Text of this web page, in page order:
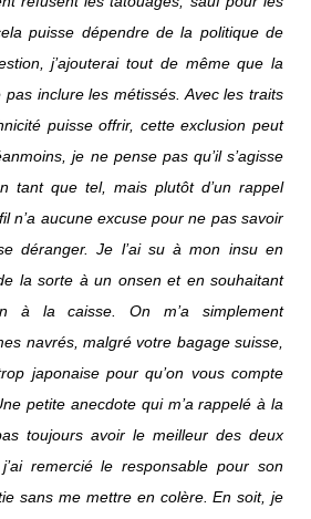
puisse dépendre de la politique de
j’ajouterai tout de même que la
inclure les métissés. Avec les traits
puisse offrir, cette exclusion peut
je ne pense pas qu’il s’agisse
tant que tel, mais plutôt d’un rappel
n’a aucune excuse pour ne pas savoir
déranger. Je l’ai su à mon insu en
la sorte à un onsen et en souhaitant
à la caisse. On m’a simplement
navrés, malgré votre bagage suisse,
japonaise pour qu’on vous compte
petite anecdote qui m’a rappelé à la
toujours avoir le meilleur des deux
remercié le responsable pour son
sans me mettre en colère. En soit, je